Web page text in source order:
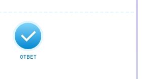
ОТВЕТ